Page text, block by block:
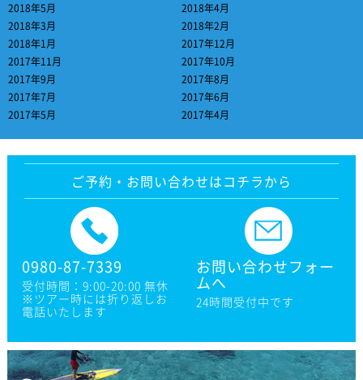
2018年5月
2018年4月
2018年3月
2018年2月
2018年1月
2017年12月
2017年11月
2017年10月
2017年9月
2017年8月
2017年7月
2017年6月
2017年5月
2017年4月
ご予約・お問い合わせはコチラから
0980-87-7339
受付時間：9:00-20:00 無休
※ツアー時には折り返しお
電話いたします
お問い合わせフォー
ムへ
24時間受付中です